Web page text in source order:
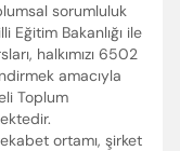
sorumluluk
Eğitim Bakanlığı ile
halkımızı 6502
amacıyla
Toplum
ortamı, şirket